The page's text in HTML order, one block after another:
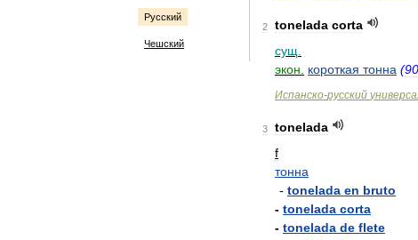
Русский
Чешский
2 tonelada corta
сущ
экон
короткая тонна (
Испанско-русский
3
tonelada
f
тонна
- tonelada en bruto
- tonelada corta
- tonelada de flete